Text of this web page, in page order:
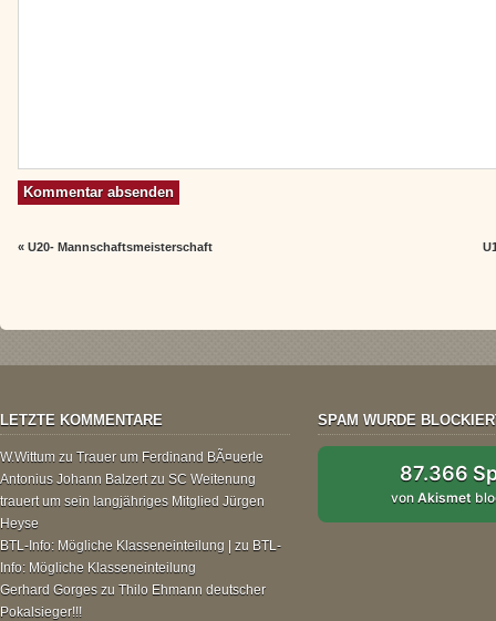
«U20- Mannschaftsmeisterschaft
LETZTE KOMMENTARE
W.Wittum zu Trauer um Ferdinand BÃ¤uerle
Antonius Johann Balzertzu SC Weitenung
trauert um sein langjähriges Mitglied Jürgen
Heyse
BTL-Info: Mögliche Klasseneinteilung | zu BTL-
Info: Mögliche Klasseneinteilung
Gerhard Gorges zu Thilo Ehmann deutscher
Pokalsieger!!!
SPAM WURDE
87.366
vonAkismet